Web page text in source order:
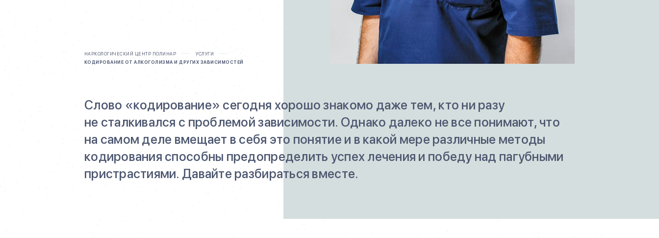
НАРКОЛОГИЧЕСКИЙ ЦЕНТР ПОЛИНАР
УСЛУГИ
КОДИРОВАНИЕ ОТ АЛКОГОЛИЗМА И ДРУГИХ ЗАВИСИМОСТЕЙ
Слово «кодирование» сегодня хорошо знакомо даже тем, кто ни разу
не сталкивался с проблемой зависимости. Однако далеко не все понимают, что
на самом деле вмещает в себя это понятие и в какой мере различные методы
кодирования способны предопределить успех лечения и победу над пагубными
пристрастиями. Давайте разбираться вместе.